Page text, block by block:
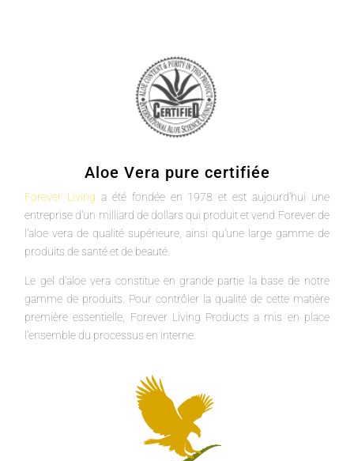
Aloe Vera pure certifiée
Forever Living a été fondée en 1978 et est aujourd'hui une
entreprise d'un milliard de dollars qui produit et vend Forever de
l'aloe vera de qualité supérieure, ainsi qu'une large gamme de
produits de santé et de beauté.
Le gel d'aloe vera constitue en grande partie la base de notre
gamme de produits. Pour contrôler la qualité de cette matière
première essentielle, Forever Living Products a mis en place
l'ensemble du processus en interne.